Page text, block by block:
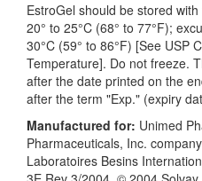
EstroGel should be stored
20° to 25°C (68° to 77°F);
30°C (59° to 86°F) [See USP
Temperature]. Do not freeze.
after the date printed on the
after the term "Exp." (expiry
Manufactured for: Unimed
Pharmaceuticals, Inc.
Laboratoires Besins